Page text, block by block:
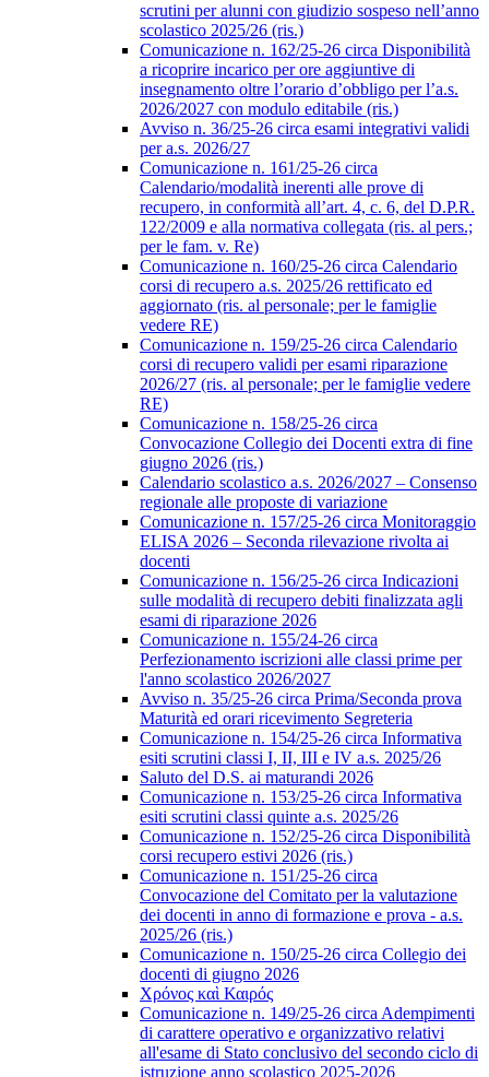
scrutini per alunni con giudizio sospeso nell’anno
scolastico 2025/26 (ris.)
Comunicazione n. 162/25-26 circa Disponibilità
a ricoprire incarico per ore aggiuntive di
insegnamento oltre l’orario d’obbligo per l’a.s.
2026/2027 con modulo editabile (ris.)
Avviso n. 36/25-26 circa esami integrativi validi
per a.s. 2026/27
Comunicazione n. 161/25-26 circa
Calendario/modalità inerenti alle prove di
recupero, in conformità all’art. 4, c. 6, del D.P.R.
122/2009 e alla normativa collegata (ris. al pers.;
per le fam. v. Re)
Comunicazione n. 160/25-26 circa Calendario
corsi di recupero a.s. 2025/26 rettificato ed
aggiornato (ris. al personale; per le famiglie
vedere RE)
Comunicazione n. 159/25-26 circa Calendario
corsi di recupero validi per esami riparazione
2026/27 (ris. al personale; per le famiglie vedere
RE)
Comunicazione n. 158/25-26 circa
Convocazione Collegio dei Docenti extra di fine
giugno 2026 (ris.)
Calendario scolastico a.s. 2026/2027 – Consenso
regionale alle proposte di variazione
Comunicazione n. 157/25-26 circa Monitoraggio
ELISA 2026 – Seconda rilevazione rivolta ai
docenti
Comunicazione n. 156/25-26 circa Indicazioni
sulle modalità di recupero debiti finalizzata agli
esami di riparazione 2026
Comunicazione n. 155/24-26 circa
Perfezionamento iscrizioni alle classi prime per
l'anno scolastico 2026/2027
Avviso n. 35/25-26 circa Prima/Seconda prova
Maturità ed orari ricevimento Segreteria
Comunicazione n. 154/25-26 circa Informativa
esiti scrutini classi I, II, III e IV a.s. 2025/26
Saluto del D.S. ai maturandi 2026
Comunicazione n. 153/25-26 circa Informativa
esiti scrutini classi quinte a.s. 2025/26
Comunicazione n. 152/25-26 circa Disponibilità
corsi recupero estivi 2026 (ris.)
Comunicazione n. 151/25-26 circa
Convocazione del Comitato per la valutazione
dei docenti in anno di formazione e prova - a.s.
2025/26 (ris.)
Comunicazione n. 150/25-26 circa Collegio dei
docenti di giugno 2026
Χρόνος καὶ Καιρός
Comunicazione n. 149/25-26 circa Adempimenti
di carattere operativo e organizzativo relativi
all'esame di Stato conclusivo del secondo ciclo di
istruzione anno scolastico 2025-2026